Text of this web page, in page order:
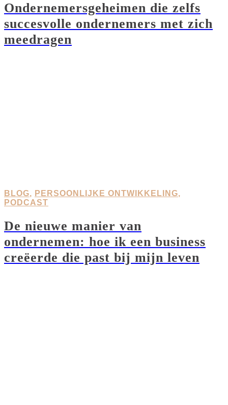
Ondernemersgeheimen die zelfs
succesvolle ondernemers met zich
meedragen
BLOG, PERSOONLIJKE ONTWIKKELING,
PODCAST
De nieuwe manier van
ondernemen: hoe ik een business
creëerde die past bij mijn leven